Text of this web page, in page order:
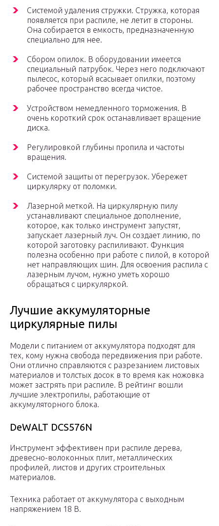
Системой удаления стружки. Стружка, которая
появляется при распиле, не летит в стороны.
Она собирается в емкость, предназначенную
специально для нее.
Сбором опилок. В оборудовании имеется
специальный патрубок. Через него подключают
пылесос, который всасывает опилки, поэтому
рабочее пространство всегда чистое.
Устройством немедленного торможения. В
очень короткий срок останавливает вращение
диска.
Регулировкой глубины пропила и частоты
вращения.
Системой защиты от перегрузок. Убережет
циркулярку от поломки.
Лазерной меткой. На циркулярную пилу
устанавливают специальное дополнение,
которое, как только инструмент запустят,
запускает лазерный луч. Он создает линию, по
которой заготовку распиливают. Функция
полезна особенно при работе с пилой, в которой
нет направляющих шин. Для освоения распила с
лазерным лучом, нужно уметь хорошо
обращаться с циркуляркой.
Лучшие аккумуляторные
циркулярные пилы
Модели с питанием от аккумулятора подходят для
тех, кому нужна свобода передвижения при работе.
Они отлично справляются с разрезанием листовых
материалов и толстых досок в то время как ножовка
может застрять при распиле. В рейтинг вошли
лучшие электропилы, работающие от
аккумуляторного блока.
DeWALT DCS576N
Инструмент эффективен при распиле дерева,
древесно-волоконных плит, металлических
профилей, листов и других строительных
материалов.
Техника работает от аккумулятора с выходным
напряжением 18 В.